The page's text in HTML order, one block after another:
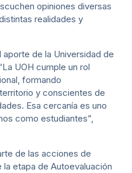
opiniones diversas
realidades y
de la Universidad de
UOH cumple un rol
formando
y conscientes de
Esa cercanía es uno
como estudiantes”,
de las acciones de
etapa de Autoevaluación